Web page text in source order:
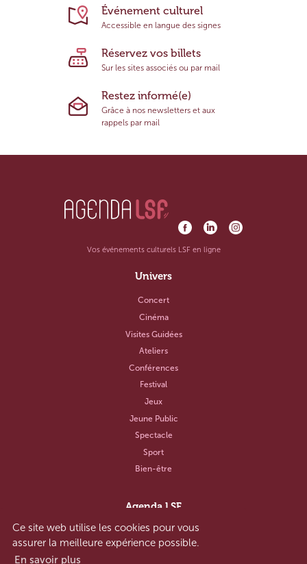
Ce site web utilise les cookies pour vous
assurer la meilleure expérience possible.
En savoir plus
Événement culturel
Accessible en langue des signes
Réservez vos billets
Sur les sites associés ou par mail
Restez informé(e)
Grâce à nos newsletters et aux
rappels par mail
Vos événements culturels LSF en ligne
Univers
Concert
Cinéma
Visites Guidées
Ateliers
Conférences
Festival
Jeux
Jeune Public
Spectacle
Sport
Bien-être
Agenda LSF
Notre concept
Aide et contact